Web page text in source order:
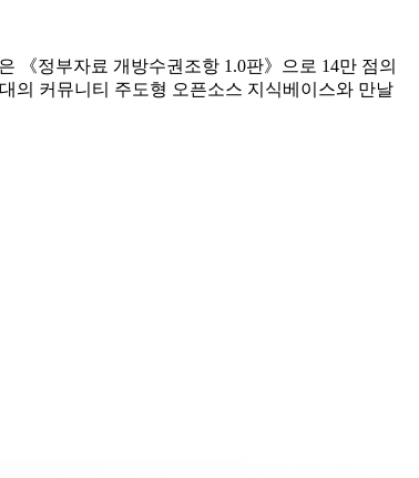
《정부자료 개방수권조항 1.0판》으로 14만 점의
의 커뮤니티 주도형 오픈소스 지식베이스와 만날